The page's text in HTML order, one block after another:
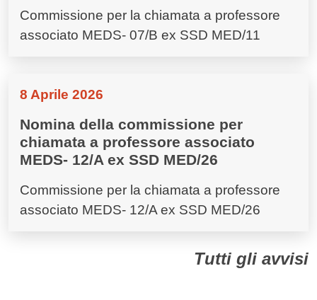
Commissione per la chiamata a professore
associato MEDS- 07/B ex SSD MED/11
8 Aprile 2026
Nomina della commissione per
chiamata a professore associato
MEDS- 12/A ex SSD MED/26
Commissione per la chiamata a professore
associato MEDS- 12/A ex SSD MED/26
Tutti gli avvisi